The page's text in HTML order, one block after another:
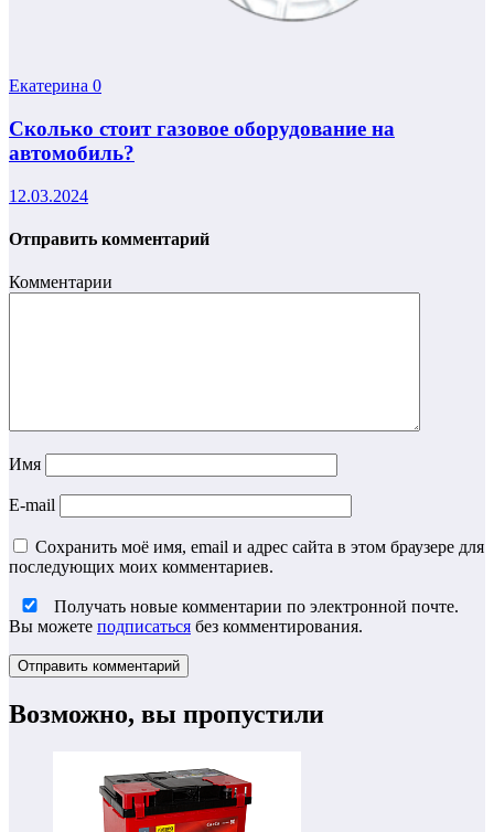
Екатерина 0
Сколько стоит газовое оборудование на
автомобиль?
12.03.2024
Отправить комментарий
Комментарии
Имя
E-mail
Сохранить моё имя, email и адрес сайта в этом браузере для
последующих моих комментариев.
Получать новые комментарии по электронной почте.
Вы можете подписаться без комментирования.
Возможно, вы пропустили